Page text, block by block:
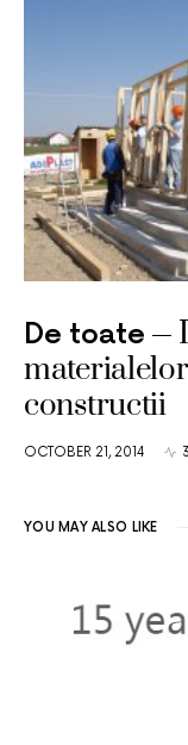
De toate
constructii
OCTOBER 21, 2014
YOU MAY ALSO LIKE